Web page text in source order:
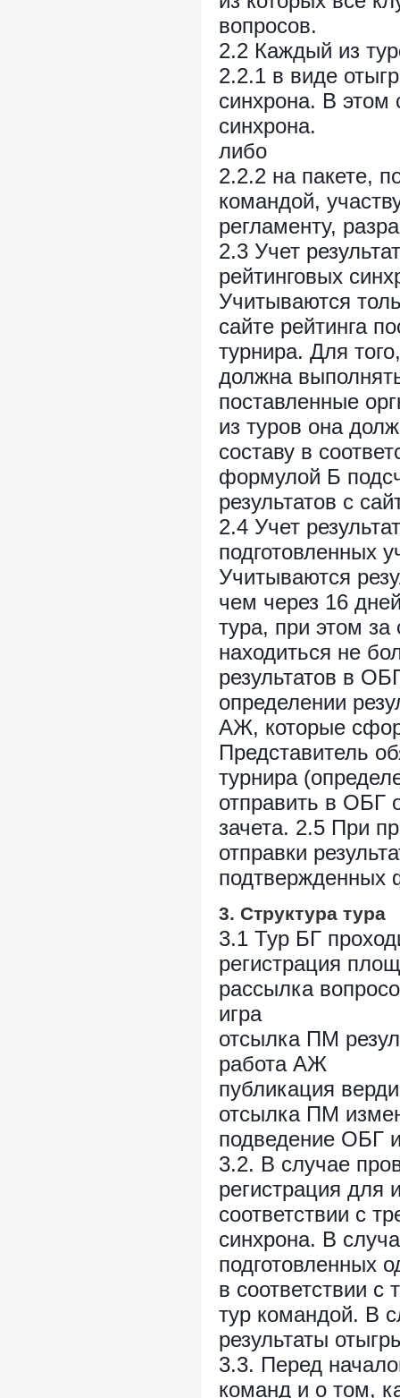
вопросов.
2.2 Каждый из
2.2.1 в виде
синхрона. В этом
синхрона.
либо
2.2.2 на пакете,
командой,
регламенту,
2.3 Учет
рейтинговых
Учитываются
сайте рейтинга
турнира. Для
должна
поставленные
из туров она
составу в
формулой Б
результатов с
2.4 Учет
подготовленных
Учитываются
чем через 16
тура, при этом
находиться не
результатов в
определении
АЖ, которые
Представитель
турнира
отправить в ОБГ
зачета. 2.5 При
отправки
подтвержденных
3. Структура тура
3.1 Тур БГ
регистрация
рассылка
игра
отсылка ПМ
работа АЖ
публикация
отсылка ПМ
подведение ОБГ
3.2. В случае
регистрация для
соответствии с
синхрона. В
подготовленных
в соответствии
тур командой. В
результаты
3.3. Перед
команд и о том,